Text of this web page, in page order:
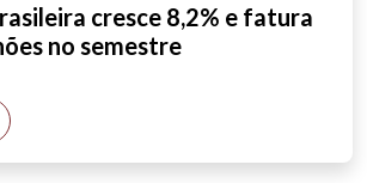
cresce 8,2% e fatura
no semestre